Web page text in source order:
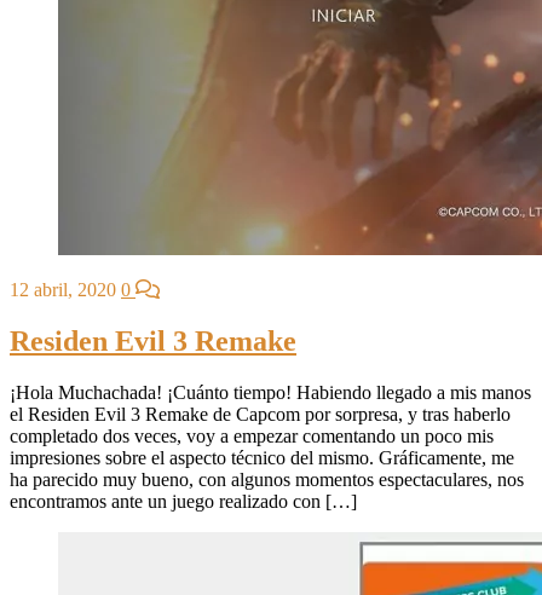
12 abril, 2020 0
Residen Evil 3 Remake
¡Hola Muchachada! ¡Cuánto tiempo! Habiendo llegado a mis manos
el Residen Evil 3 Remake de Capcom por sorpresa, y tras haberlo
completado dos veces, voy a empezar comentando un poco mis
impresiones sobre el aspecto técnico del mismo. Gráficamente, me
ha parecido muy bueno, con algunos momentos espectaculares, nos
encontramos ante un juego realizado con […]